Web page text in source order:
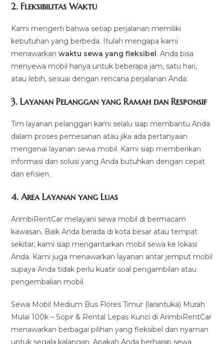
2.Fleksibilitas Waktu
Kami mengerti bahwa setiap perjalanan memiliki
kebutuhan yang berbeda. Itulah mengapa kami
menawarkanwaktu sewa yang fleksibel. Anda bisa
menyewa mobil hanya untuk beberapa jam, satu hari,
atau lebih, sesuai dengan rencana perjalanan Anda.
3.Layanan Pelanggan yang Ramah dan Responsif
Tim layanan pelanggan kami selalu siap membantu Anda
dalam proses pemesanan atau jika ada pertanyaan
mengenai layanan sewa mobil. Kami siap memberikan
informasi dan solusi yang Anda butuhkan dengan cepat
dan efisien.
4.Area Layanan yang Luas
ArimbiRentCar melayani sewa mobil di bermacam
kawasan. Baik Anda berada di kota besar atau tempat
sekitar, kami siap mengantarkan mobil sewa ke lokasi
Anda. Kami juga menawarkan layanan antar jemput mobil
supaya Anda tidak perlu kuatir soal pengambilan atau
pengembalian mobil.
Sewa Mobil Medium Bus Flores Timur (larantuka) Murah
Mulai 100k – Sopir & Rental Lepas Kunci di ArimbiRentCar
menawarkan berbagai pilihan yang fleksibel dan nyaman
untuk segala kalangan. Apakah Anda berharap sewa